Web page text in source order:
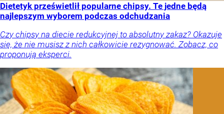
Dietetyk prześwietlił popularne chipsy. Te jedne będą
najlepszym wyborem podczas odchudzania
Czy chipsy na diecie redukcyjnej to absolutny zakaz? Okazuje
się, że nie musisz z nich całkowicie rezygnować. Zobacz, co
proponują eksperci.